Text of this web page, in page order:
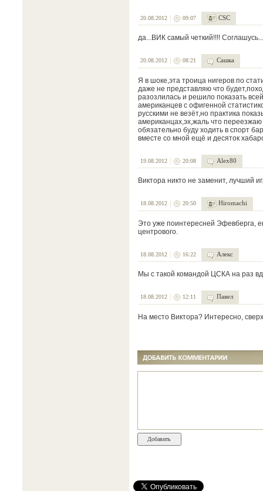
20.08.2012 09:07 CSC
да...ВИК самый четкий!!!!
20.08.2012 08:21 Сашка
Я в шоке,эта троица нигеров по
даже не представляю что
разозлилась и решило показать
американцев с офигенной
русскими не везёт,но практика
американцах,эх,жаль что
обязательно буду ходить в спорт
вместе со мной ещё и десяток
19.08.2012 20:08 Alex80
Виктора никто не заменит, лучший
18.08.2012 20:50 Hiromachi
Это уже поинтересней Эфевберга,
центрового.
18.08.2012 16:22 Алекс
Мы с такой командой ЦСКА на раз
18.08.2012 12:11 Павел
На место Виктора? Интересно,